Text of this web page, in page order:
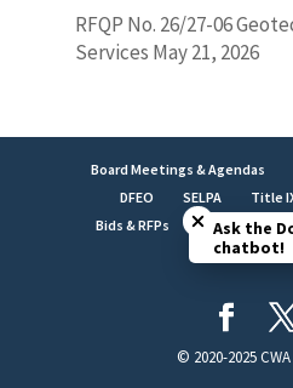
RFQP No. 26/27-06
Services May 21, 2026
Board Meetings & Agendas
DFEO
SELPA
Title
Bids & RFPs
Employment
Brand
© 2020-2025
Close
Ask the
chatbot!